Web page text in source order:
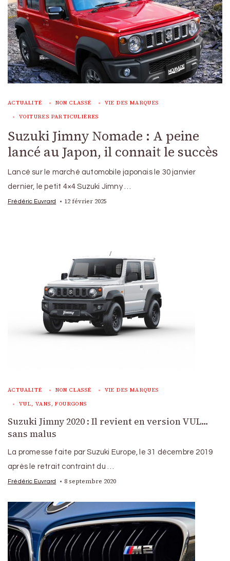
ACTUALITÉ NON CLASSÉ VIE DES MARQUES
VOITURES PARTICULIÈRES
Suzuki Jimny Nomade : A peine
lancé au Japon, il connait le succès
Lancé sur le marché automobile japonais le 30 janvier
dernier, le petit 4×4 Suzuki Jimny …
Frédéric Euvrard 12 février 2025
ACTUALITÉ NON CLASSÉ VIE DES MARQUES
VUL, VANS, FOURGONS
Suzuki Jimny 2020 : Il revient en version VUL…
sans malus
La promesse faite par Suzuki Europe, le 31 décembre 2019
après le retrait contraint du …
Frédéric Euvrard 8 septembre 2020